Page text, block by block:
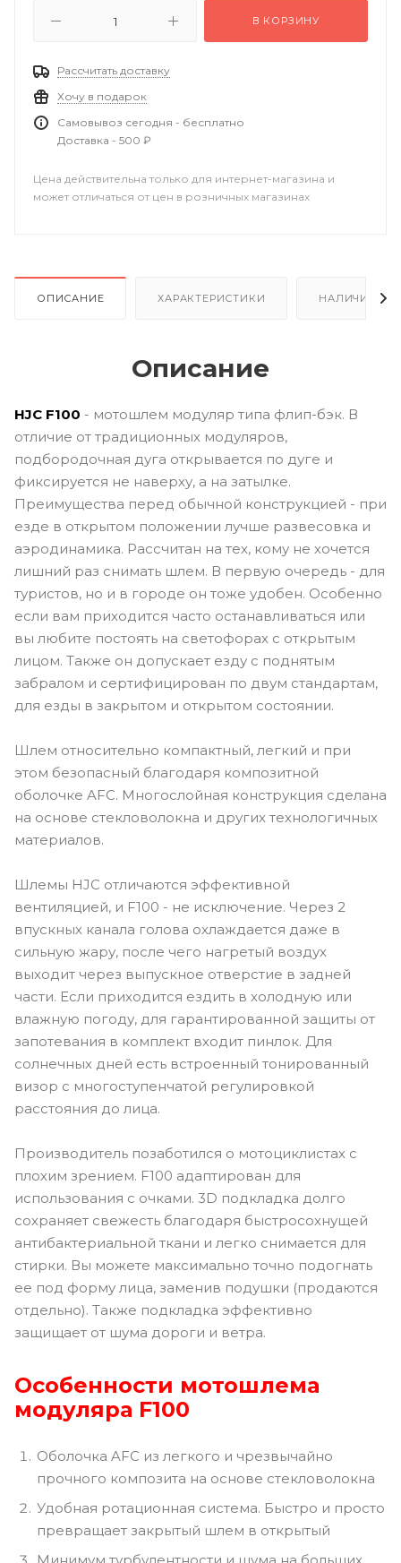
В КОРЗИНУ
Рассчитать доставку
Хочу в подарок
Самовывоз сегодня - бесплатно
Доставка - 500 ₽
Цена действительна только для интернет-магазина и
может отличаться от цен в розничных магазинах
ОПИСАНИЕ ХАРАКТЕРИСТИКИ НАЛИЧИЕ
Описание
HJC F100 - мотошлем модуляр типа флип-бэк. В
отличие от традиционных модуляров,
подбородочная дуга открывается по дуге и
фиксируется не наверху, а на затылке.
Преимущества перед обычной конструкцией - при
езде в открытом положении лучше развесовка и
аэродинамика. Рассчитан на тех, кому не хочется
лишний раз снимать шлем. В первую очередь - для
туристов, но и в городе он тоже удобен. Особенно
если вам приходится часто останавливаться или
вы любите постоять на светофорах с открытым
лицом. Также он допускает езду с поднятым
забралом и сертифицирован по двум стандартам,
для езды в закрытом и открытом состоянии.
Шлем относительно компактный, легкий и при
этом безопасный благодаря композитной
оболочке AFC. Многослойная конструкция сделана
на основе стекловолокна и других технологичных
материалов.
Шлемы HJC отличаются эффективной
вентиляцией, и F100 - не исключение. Через 2
впускных канала голова охлаждается даже в
сильную жару, после чего нагретый воздух
выходит через выпускное отверстие в задней
части. Если приходится ездить в холодную или
влажную погоду, для гарантированной защиты от
запотевания в комплект входит пинлок. Для
солнечных дней есть встроенный тонированный
визор с многоступенчатой регулировкой
расстояния до лица.
Производитель позаботился о мотоциклистах с
плохим зрением. F100 адаптирован для
использования с очками. 3D подкладка долго
сохраняет свежесть благодаря быстросохнущей
антибактериальной ткани и легко снимается для
стирки. Вы можете максимально точно подогнать
ее под форму лица, заменив подушки (продаются
отдельно). Также подкладка эффективно
защищает от шума дороги и ветра.
Особенности мотошлема
модуляра F100
Оболочка AFC из легкого и чрезвычайно
прочного композита на основе стекловолокна
Удобная ротационная система. Быстро и просто
превращает закрытый шлем в открытый